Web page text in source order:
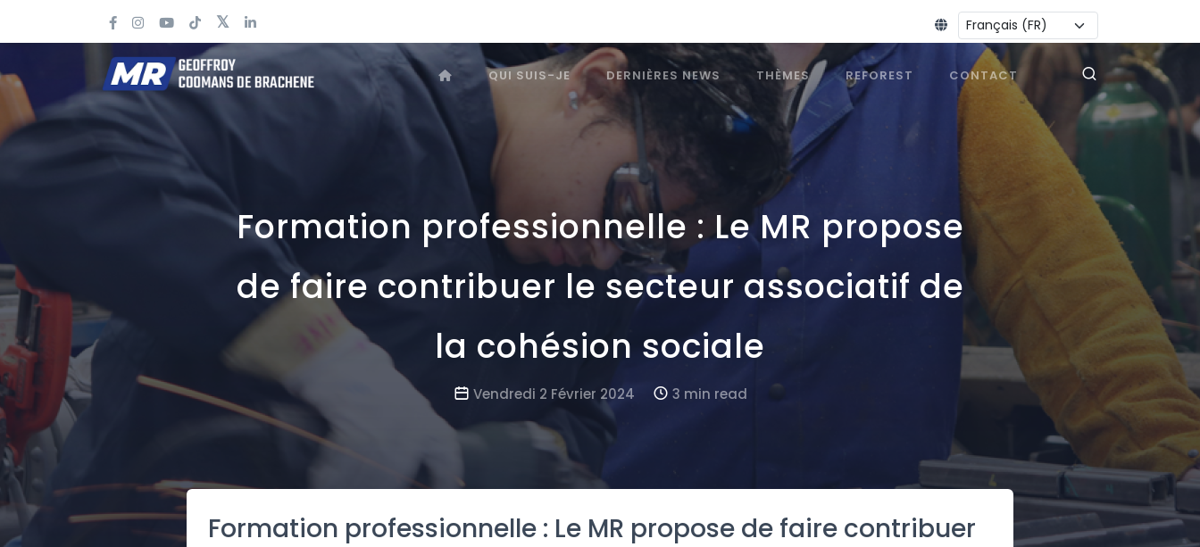
Changer la langue :
QUI SUIS-JE DERNIÈRES NEWS THÈMES REFOREST CONTACT
Formation professionnelle : Le MR propose
de faire contribuer le secteur associatif de
la cohésion sociale
Vendredi 2 Février 2024 3 min read
Formation professionnelle : Le MR propose de faire contribuer